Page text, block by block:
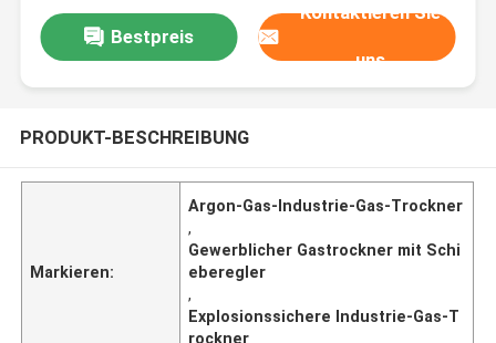
Bestpreis
Kontaktieren Sie
uns
PRODUKT-BESCHREIBUNG
Markieren:
Argon-Gas-Industrie-Gas-Trockner
,
Gewerblicher Gastrockner mit Schi
eberegler
,
Explosionssichere Industrie-Gas-T
rockner